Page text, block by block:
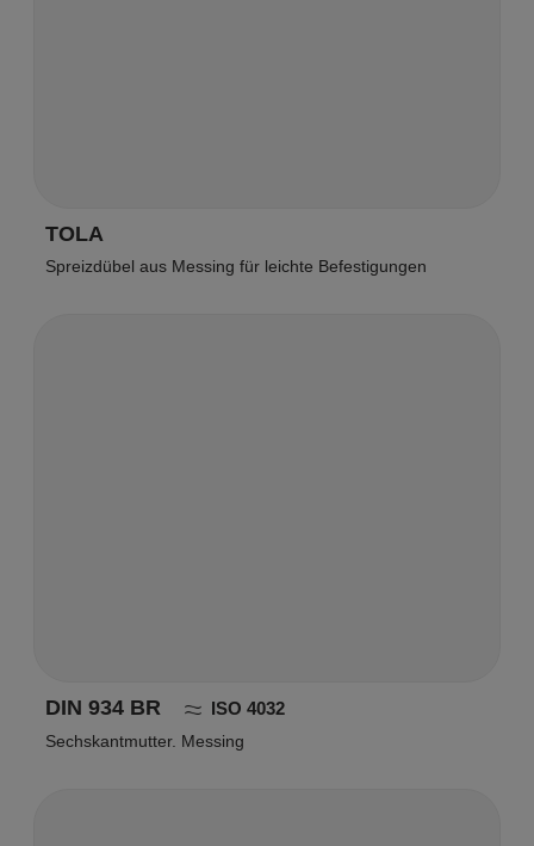
TOLA
Spreizdübel aus Messing für leichte Befestigungen
DIN 934 BR ISO 4032
Sechskantmutter. Messing